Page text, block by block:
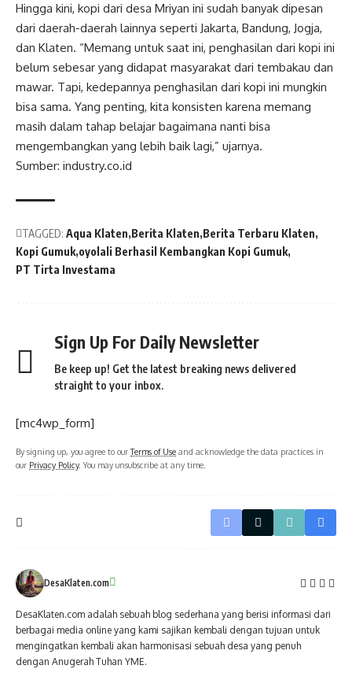
Hingga kini, kopi dari desa Mriyan ini sudah banyak dipesan
dari daerah-daerah lainnya seperti Jakarta, Bandung, Jogja,
dan Klaten. “Memang untuk saat ini, penghasilan dari kopi ini
belum sebesar yang didapat masyarakat dari tembakau dan
mawar. Tapi, kedepannya penghasilan dari kopi ini mungkin
bisa sama. Yang penting, kita konsisten karena memang
masih dalam tahap belajar bagaimana nanti bisa
mengembangkan yang lebih baik lagi,” ujarnya.
Sumber: industry.co.id
TAGGED: Aqua Klaten Berita Klaten Berita Terbaru Klaten
Kopi Gumuk oyolali Berhasil Kembangkan Kopi Gumuk
PT Tirta Investama
Sign Up For Daily Newsletter
Be keep up! Get the latest breaking news delivered
straight to your inbox.
[mc4wp_form]
By signing up, you agree to ourTerms of Use and acknowledge the data practices in
our Privacy Policy. You may unsubscribe at any time.
DesaKlaten.com
DesaKlaten.com adalah sebuah blog sederhana yang berisi informasi dari
berbagai media online yang kami sajikan kembali dengan tujuan untuk
mengingatkan kembali akan harmonisasi sebuah desa yang penuh
dengan Anugerah Tuhan YME.